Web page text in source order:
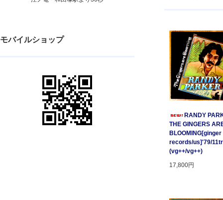
モバイルショップ
RANDY
THE GINGERS
BLOOMING[ginger
records/us]'79/
(vg++/vg++)
17,800円